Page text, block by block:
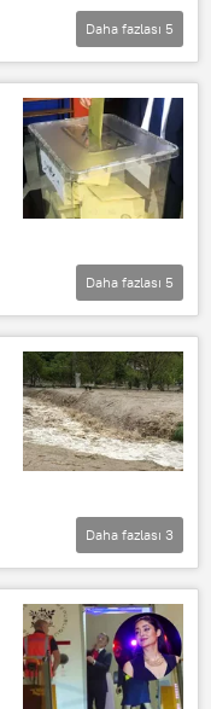
Daha fazlası 5
Daha fazlası 5
Daha fazlası 3